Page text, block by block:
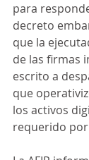
para
decreto
que la
de las firmas
escrito a
que
los activos
requerido por